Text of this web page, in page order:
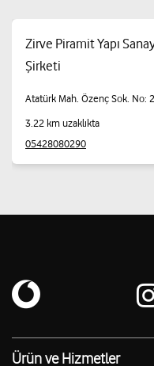
Zirve Piramit Yapı
Şirketi
Atatürk Mah. Özenç Sok. No:
3.22 km uzaklıkta
05428080290
Ürün ve Hizmetler